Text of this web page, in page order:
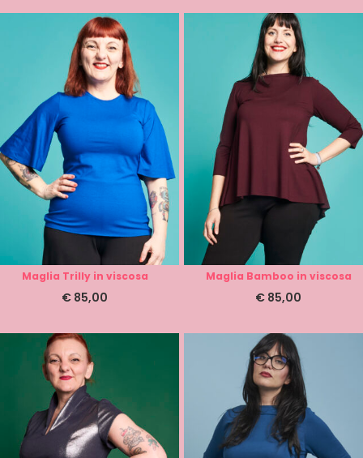
Maglia Trilly in viscosa
€ 85,00
Maglia Bamboo in viscosa
€ 85,00